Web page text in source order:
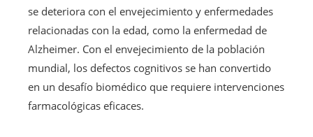
se deteriora con el envejecimiento y enfermedades
relacionadas con la edad, como la enfermedad de
Alzheimer. Con el envejecimiento de la población
mundial, los defectos cognitivos se han convertido
en un desafío biomédico que requiere intervenciones
farmacológicas eficaces.